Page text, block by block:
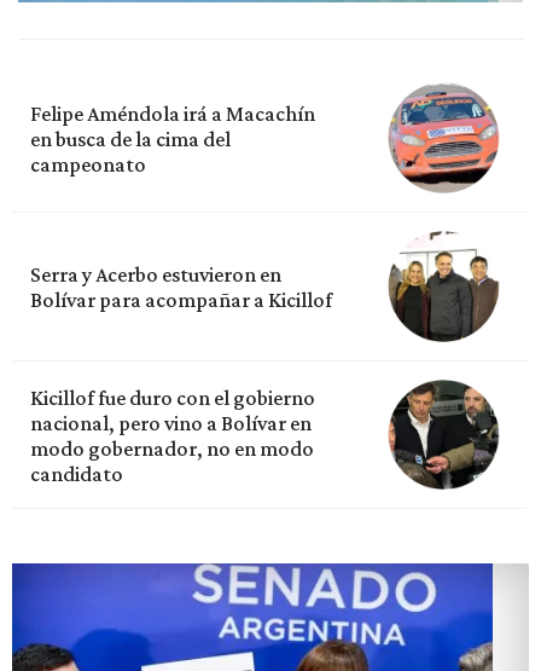
Felipe Améndola irá a Macachín
en busca de la cima del
campeonato
Serra y Acerbo estuvieron en
Bolívar para acompañar a Kicillof
Kicillof fue duro con el gobierno
nacional, pero vino a Bolívar en
modo gobernador, no en modo
candidato